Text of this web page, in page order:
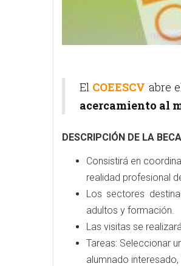
El COEESCV abre
acercamiento al
DESCRIPCIÓN DE LA BECA
Consistirá en
realidad profesional
Los sectores
adultos y formación.
Las visitas se
Tareas: Seleccionar
alumnado